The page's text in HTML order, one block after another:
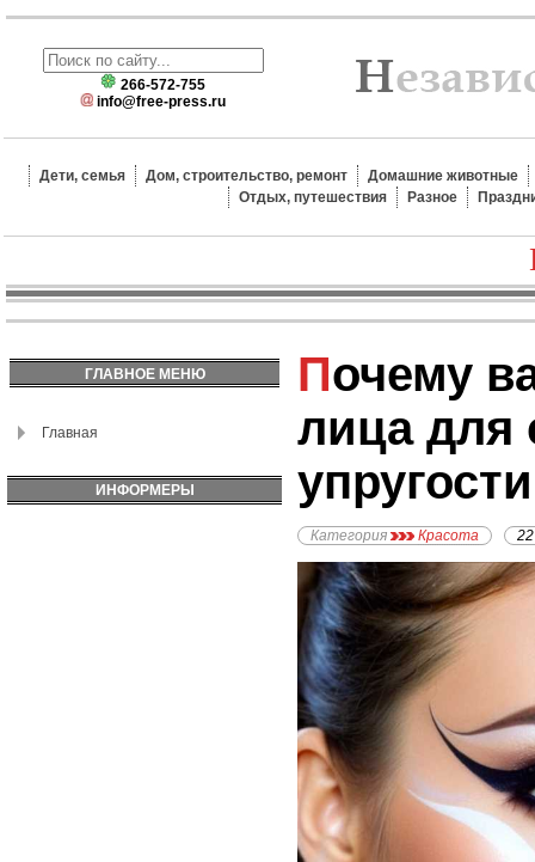
266-572-755
info@free-press.ru
Дети, семья Дом, строительство, ремонт
Домашние животные
Отдых, путешествия
Разное
ГЛАВНОЕ МЕНЮ
Главная
ИНФОРМЕРЫ
Почему важен массаж
лица для
Категория Красота